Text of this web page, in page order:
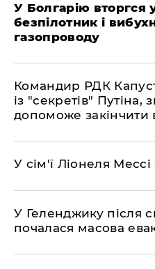
У Болгарію вторгся
безпілотник і
газопроводу
Командир РДК
із "секретів" Путіна,
допоможе закінчити
У сім'ї Ліонеля Мессі
У Геленджику після
почалася масова